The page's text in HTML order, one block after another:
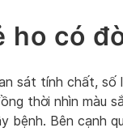
ho có
sát tính chất,
thời nhìn màu
bệnh. Bên cạnh